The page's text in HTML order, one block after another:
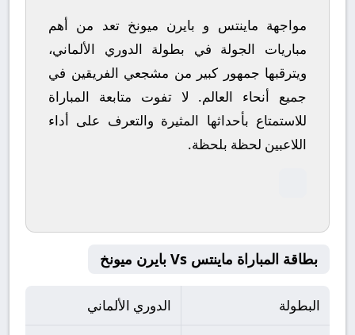
مواجهة ماينتس و بايرن ميونخ تعد من أهم
مباريات الجولة في بطولة الدوري الألماني،
ويترقبها جمهور كبير من مشجعي الفريقين في
جميع أنحاء العالم.
لا تفوت متابعة المباراة
للاستمتاع بأحداثها المثيرة والتعرف على أداء
اللاعبين لحظة بلحظة.
بطاقة المباراة ماينتس Vs بايرن ميونخ
البطولة الدوري الألماني